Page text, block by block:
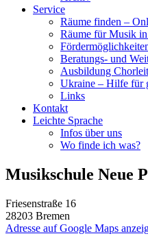
Service
Räume finden –
Räume für Musik
Beratungs- und
Ausbildung
Ukraine – Hilfe für
Links
Kontakt
Leichte Sprache
Infos über uns
Wo finde ich was?
Musikschule Neue
Friesenstraße 16
28203 Bremen
Adresse auf Google Maps